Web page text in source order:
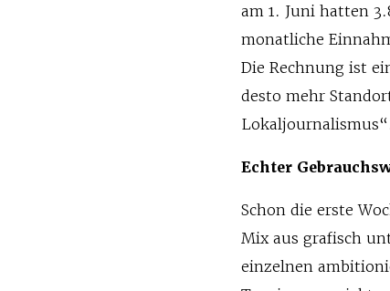
am 1. Juni hatten
monatliche
Die Rechnung ist
desto mehr
Echter
Schon die erste
Mix aus grafisch
einzelnen